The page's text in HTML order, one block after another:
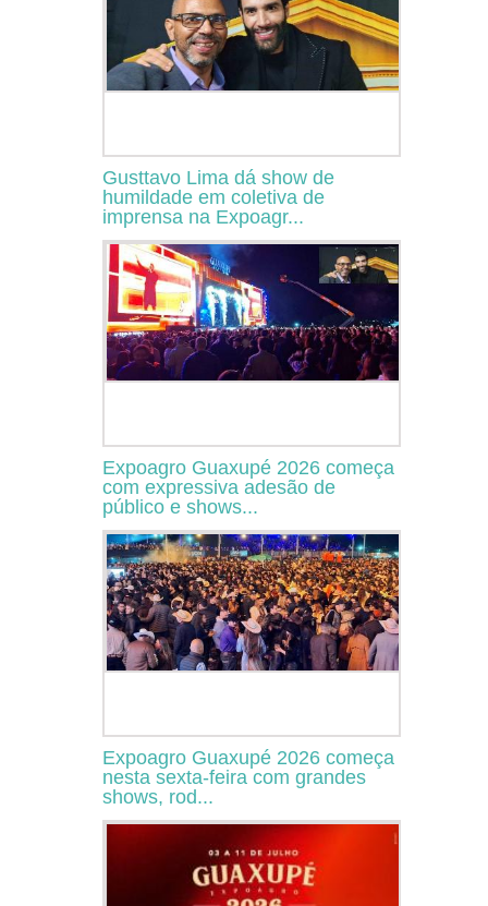
Gusttavo Lima dá show de
humildade em coletiva de
imprensa na Expoagr...
Expoagro Guaxupé 2026 começa
com expressiva adesão de
público e shows...
Expoagro Guaxupé 2026 começa
nesta sexta-feira com grandes
shows, rod...